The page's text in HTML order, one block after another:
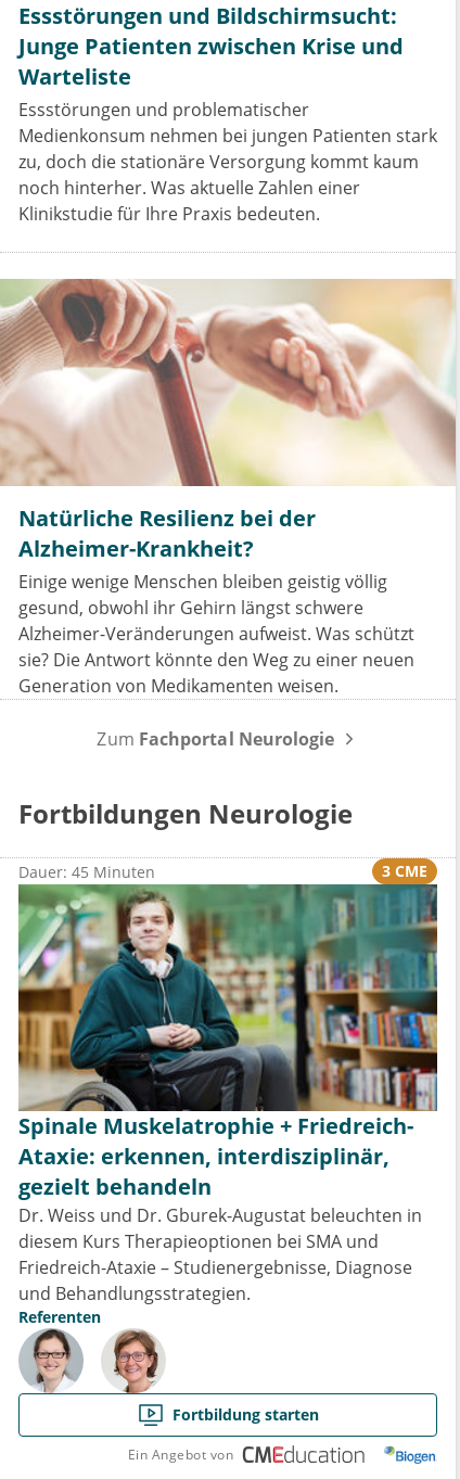
Essstörungen und Bildschirmsucht:
Junge Patienten zwischen Krise und
Warteliste
Essstörungen und problematischer
Medienkonsum nehmen bei jungen Patienten stark
zu, doch die stationäre Versorgung kommt kaum
noch hinterher. Was aktuelle Zahlen einer
Klinikstudie für Ihre Praxis bedeuten.
Natürliche Resilienz bei der
Alzheimer-Krankheit?
Einige wenige Menschen bleiben geistig völlig
gesund, obwohl ihr Gehirn längst schwere
Alzheimer-Veränderungen aufweist. Was schützt
sie? Die Antwort könnte den Weg zu einer neuen
Generation von Medikamenten weisen.
Zum Fachportal Neurologie
Fortbildungen Neurologie
Dauer: 45 Minuten 3 CME
Spinale Muskelatrophie + Friedreich-
Ataxie: erkennen, interdisziplinär,
gezielt behandeln
Dr. Weiss und Dr. Gburek-Augustat beleuchten in
diesem Kurs Therapieoptionen bei SMA und
Friedreich-Ataxie – Studienergebnisse, Diagnose
und Behandlungsstrategien.
Referenten
Fortbildung starten
Ein Angebot von